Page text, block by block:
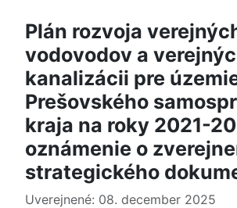
Plán rozvoja
vodovodov a
kanalizácii pre
Prešovského
kraja na roky 2021-
oznámenie o
strategického
Uverejnené: 08. december 2025